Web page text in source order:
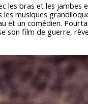
les bras et les jambes
musiques
et un comédien.
son film de guerre,